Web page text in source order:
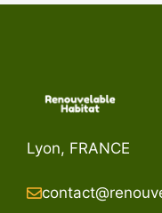
Lyon, FRANCE